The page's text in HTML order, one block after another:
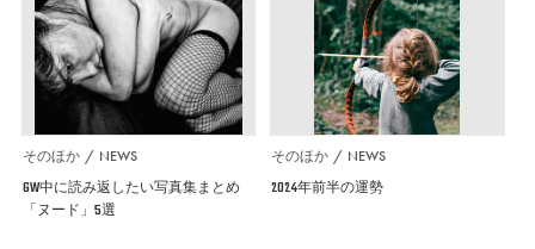
そのほか NEWS
GW中に読み返したい写真集まとめ
「ヌード」5選
そのほか NEWS
2024年前半の運勢